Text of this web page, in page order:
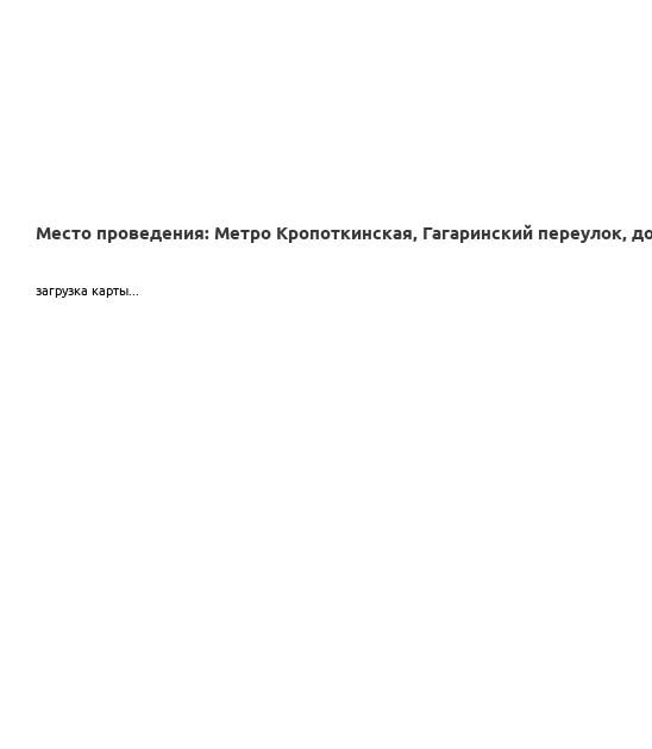
Место проведения: Метро Кропоткинская, Гагаринский переулок,
загрузка карты...